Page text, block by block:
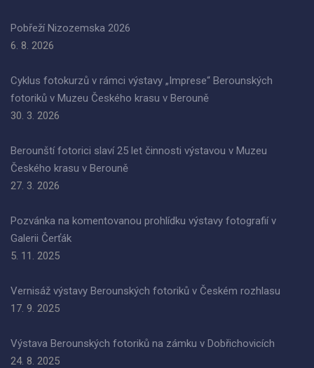
Pobřeží Nizozemska 2026
6. 8. 2026
Cyklus fotokurzů v rámci výstavy „Imprese“ Berounských
fotoriků v Muzeu Českého krasu v Berouně
30. 3. 2026
Berounští fotorici slaví 25 let činnosti výstavou v Muzeu
Českého krasu v Berouně
27. 3. 2026
Pozvánka na komentovanou prohlídku výstavy fotografií v
Galerii Čerťák
5. 11. 2025
Vernisáž výstavy Berounských fotoriků v Českém rozhlasu
17. 9. 2025
Výstava Berounských fotoriků na zámku v Dobřichovicích
24. 8. 2025